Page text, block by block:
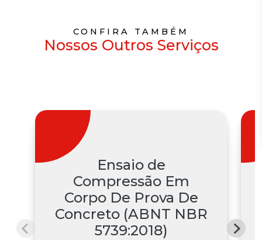
CONFIRA TAMBÉM
Nossos Outros Serviços
Ensaio de
Compressão Em
Corpo De Prova De
Concreto (ABNT NBR
5739:2018)